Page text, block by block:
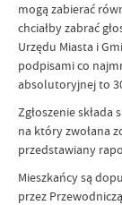
mogą zabierać
chciałby zabrać
Urzędu Miasta i
podpisami co
absolutoryjnej to
Zgłoszenie
na który zwołana
przedstawiany
Mieszkańcy są
przez